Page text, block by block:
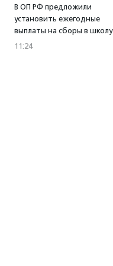
В ОП РФ предложили
установить ежегодные
выплаты на сборы в школу
11:24